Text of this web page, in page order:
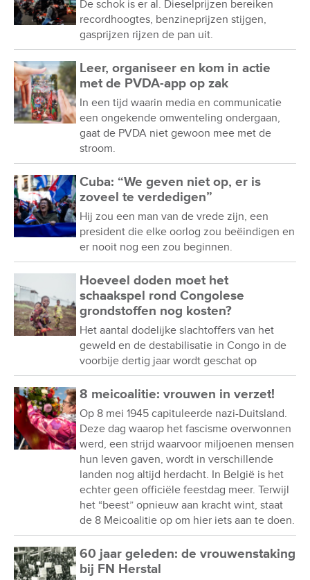
De schok is er al. Dieselprijzen bereiken
recordhoogtes, benzineprijzen stijgen,
gasprijzen rijzen de pan uit.
Leer, organiseer en kom in actie
met de PVDA-app op zak
In een tijd waarin media en communicatie
een ongekende omwenteling ondergaan,
gaat de PVDA niet gewoon mee met de
stroom.
Cuba: “We geven niet op, er is
zoveel te verdedigen”
Hij zou een man van de vrede zijn, een
president die elke oorlog zou beëindigen en
er nooit nog een zou beginnen.
Hoeveel doden moet het
schaakspel rond Congolese
grondstoffen nog kosten?
Het aantal dodelijke slachtoffers van het
geweld en de destabilisatie in Congo in de
voorbije dertig jaar wordt geschat op
8 meicoalitie: vrouwen in verzet!
Op 8 mei 1945 capituleerde nazi-Duitsland.
Deze dag waarop het fascisme overwonnen
werd, een strijd waarvoor miljoenen mensen
hun leven gaven, wordt in verschillende
landen nog altijd herdacht. In België is het
echter geen officiële feestdag meer. Terwijl
het “beest” opnieuw aan kracht wint, staat
de 8 Meicoalitie op om hier iets aan te doen.
60 jaar geleden: de vrouwenstaking
bij FN Herstal